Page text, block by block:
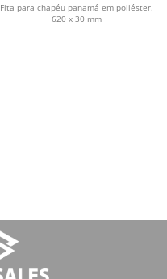
Fita para chapéu panamá em poliéster.
620 x 30 mm